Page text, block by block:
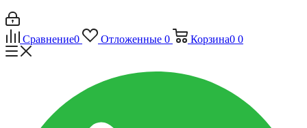
Сравнение0 Отложенные 0 Корзина0 0